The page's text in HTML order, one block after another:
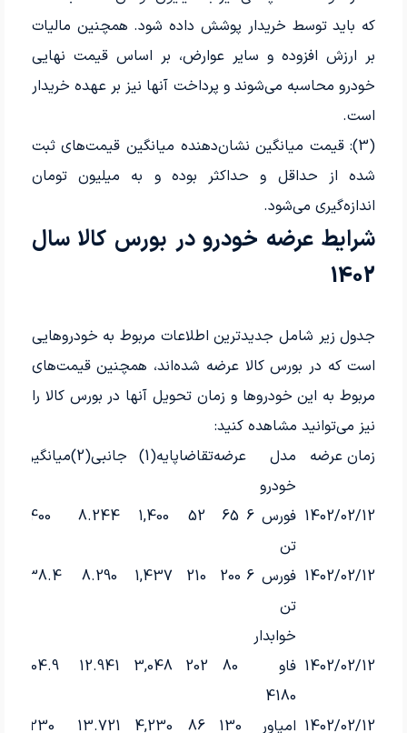
که باید توسط خریدار پوشش داده شود. همچنین مالیات
بر ارزش افزوده و سایر عوارض، بر اساس قیمت نهایی
خودرو محاسبه می‌شوند و پرداخت آنها نیز بر عهده خریدار
است.
(3): قیمت میانگین نشان‌دهنده میانگین قیمت‌های ثبت
شده از حداقل و حداکثر بوده و به میلیون تومان
اندازه‌گیری می‌شود.
شرایط عرضه خودرو در بورس کالا سال
1402
جدول زیر شامل جدیدترین اطلاعات مربوط به خودروهایی
است که در بورس کالا عرضه شده‌اند، همچنین قیمت‌های
مربوط به این خودروها و زمان تحویل آنها در بورس کالا را
نیز می‌توانید مشاهده کنید:
زمان عرضه
مدل
خودرو
عرضهتقاضاپایه(1) جانبی(2) میانگین(3)
1402/02/12
فورس 6
تن
65
52
1,400
8.244
1,400
1402/02/12
فورس 6
تن
خوابدار
200
210
1,437
8.290
1,438.4
1402/02/12 فاو
4180
80
202
3,048
12.941
4,104.9
1402/02/12 امپاور
130
86
4,230
13.721
4,230